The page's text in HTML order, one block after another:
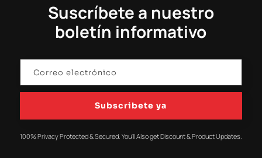
Suscríbete a nuestro
boletín informativo
Subscribete ya
100% Privacy Protected & Secured. You'll Also get Discount & Product Updates.